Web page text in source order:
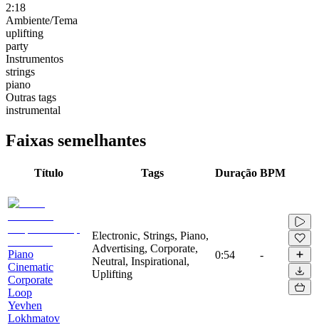
2:18
Ambiente/Tema
uplifting
party
Instrumentos
strings
piano
Outras tags
instrumental
Faixas semelhantes
Título Tags Duração BPM
Piano
Cinematic
Corporate
Loop
Yevhen
Lokhmatov
Electronic, Strings, Piano,
Advertising, Corporate,
Neutral, Inspirational,
Uplifting
0:54 -